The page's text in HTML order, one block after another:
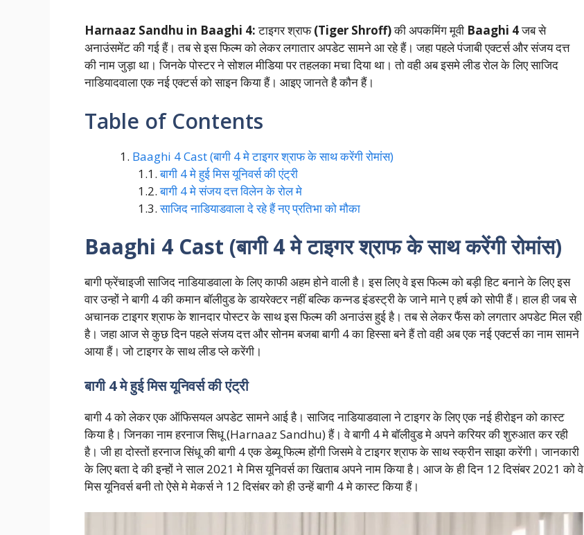
Harnaaz Sandhu in Baaghi 4:टाइगर श्राफ(Tiger Shroff)की अपकमिंग मूवी Baaghi 4जब से
अनाउंसमेंट की गई हैं। तब से इस फिल्म को लेकर लगातार अपडेट सामने आ रहे हैं। जहा पहले पंजाबी एक्टर्स और संजय दत्त
की नाम जुड़ा था। जिनके पोस्टर ने सोशल मीडिया पर तहलका मचा दिया था। तो वही अब इसमे लीड रोल के लिए साजिद
नाडियादवाला एक नई एक्टर्स को साइन किया हैं। आइए जानते है कौन हैं।
Table of Contents
Baaghi 4 Cast (बागी 4 मे टाइगर श्राफ के साथ करेंगी रोमांस)
बागी 4 मे हुई मिस यूनिवर्स की एंट्री
बागी 4 मे संजय दत्त विलेन के रोल मे
साजिद नाडियाडवाला दे रहे हैं नए प्रतिभा को मौका
Baaghi 4 Cast (बागी 4 मे टाइगर श्राफ के साथ करेंगी रोमांस)
बागी फ्रेंचाइजी साजिद नाडियाडवाला के लिए काफी अहम होने वाली है। इस लिए वे इस फिल्म को बड़ी हिट बनाने के लिए इस
वार उन्हों ने बागी 4 की कमान बॉलीवुड के डायरेक्टर नहीं बल्कि कन्नड इंडस्ट्री के जाने माने ए हर्ष को सोपी हैं। हाल ही जब से
अचानक टाइगर श्राफ के शानदार पोस्टर के साथ इस फिल्म की अनाउंस हुई है। तब से लेकर फैंस को लगतार अपडेट मिल रही
है। जहा आज से कुछ दिन पहले संजय दत्त और सोनम बजबा बागी 4 का हिस्सा बने हैं तो वही अब एक नई एक्टर्स का नाम सामने
आया हैं। जो टाइगर के साथ लीड प्ले करेंगी।
बागी 4 मे हुई मिस यूनिवर्स की एंट्री
बागी 4 को लेकर एक ऑफिसयल अपडेट सामने आई है। साजिद नाडियाडवाला ने टाइगर के लिए एक नई हीरोइन को कास्ट
किया है। जिनका नाम हरनाज सिधू (Harnaaz Sandhu) हैं। वे बागी 4 मे बॉलीवुड मे अपने करियर की शुरुआत कर रही
है। जी हा दोस्तों हरनाज सिंधू की बागी 4 एक डेब्यू फिल्म होंगी जिसमे वे टाइगर श्राफ के साथ स्क्रीन साझा करेंगी। जानकारी
के लिए बता दे की इन्हों ने साल 2021 मे मिस यूनिवर्स का खिताब अपने नाम किया है। आज के ही दिन 12 दिसंबर 2021 को वे
मिस यूनिवर्स बनी तो ऐसे मे मेकर्स ने 12 दिसंबर को ही उन्हें बागी 4 मे कास्ट किया हैं।